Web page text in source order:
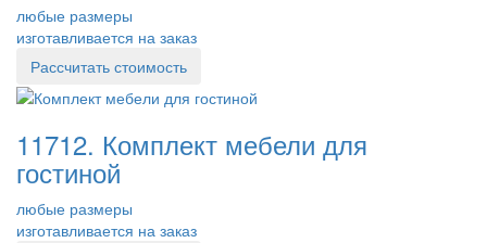
любые размеры
изготавливается на заказ
Рассчитать стоимость
11712. Комплект мебели для
гостиной
любые размеры
изготавливается на заказ